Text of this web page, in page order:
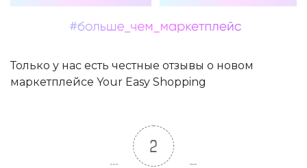
Только у нас есть честные отзывы о новом
маркетплейсе Your Easy Shopping
2